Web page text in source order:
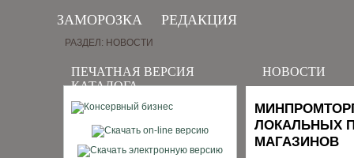
ЗАМОРОЗКА РЕДАКЦИЯ
ПЕЧАТНАЯ ВЕРСИЯ
КАТАЛОГА
РАЗДЕЛ: НОВОСТИ
НОВОСТИ
ЛОКАЛЬНЫХ
МАГАЗИНОВ